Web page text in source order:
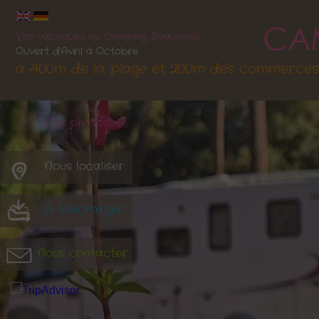
Vos vacances au Camping Beausoleil
Ouvert d'Avril à Octobre
à 400m de la plage et 200m des commerces
Nos photos
Nous localiser
À télécharger
Nous contacter